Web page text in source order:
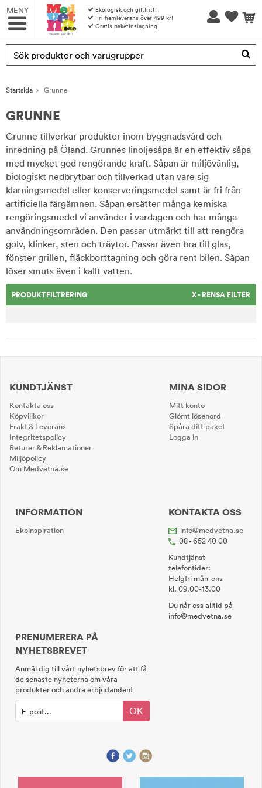
MENY
Ekologisk och giftfritt!
Fri hemleverans över 499 kr!
Gratis paketinslagning!
Produkten har blivit tillagd i varukorgen
Startsida Grunne
GRUNNE
Grunne tillverkar produkter inom byggnadsvård och
inredning på Öland. Grunnes linoljesåpa är en effektiv såpa
med mycket god rengörande kraft. Såpan är miljövänlig,
biologiskt nedbrytbar och tillverkad utan vare sig
klarningsmedel eller konserveringsmedel samt är fri från
artificiella färgämnen. Såpan ersätter många kemiska
rengöringsmedel vi använder i vardagen och har många
användningsområden. Den passar utmärkt till att rengöra
golv, klinker, sten och träytor. Passar även bra till glas,
fönster grillen, fläckborttagning och göra rent bilen. Såpan
löser smuts även i kallt vatten.
PRODUKTFILTRERING X - RENSA FILTER
KUNDTJÄNST
Kontakta oss
Köpvillkor
Frakt & Leverans
Integritetspolicy
Returer & Reklamationer
Miljöpolicy
Om Medvetna.se
MINA SIDOR
Mitt konto
Glömt lösenord
Spåra ditt paket
Logga in
INFORMATION
Ekoinspiration
KONTAKTA OSS
info@medvetna.se
08 - 652 40 00
Kundtjänst
telefontider:
Helgfri mån-ons
kl. 09.00-13.00
Du når oss alltid på
info@medvetna.se
PRENUMERERA PÅ
NYHETSBREVET
Anmäl dig till vårt nyhetsbrev för att få
de senaste nyheterna om våra
produkter och andra erbjudanden!
OK